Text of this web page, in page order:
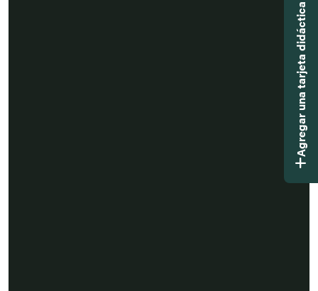
Agregar una tarjeta didáctica